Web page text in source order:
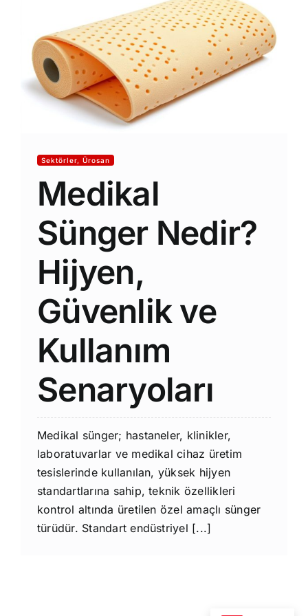
Haberler YENİ
İletişim
Sektörler, Ürosan
Medikal
Sünger Nedir?
Hijyen,
Güvenlik ve
Kullanım
Senaryoları
Medikal sünger; hastaneler, klinikler,
laboratuvarlar ve medikal cihaz üretim
tesislerinde kullanılan, yüksek hijyen
standartlarına sahip, teknik özellikleri
kontrol altında üretilen özel amaçlı sünger
türüdür. Standart endüstriyel [...]